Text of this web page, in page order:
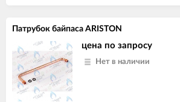
ARISTON GENUS X 30 CF
ARISTON GENUS X 30 FF
ARISTON GENUS X 35 FF
Патрубок байпаса ARISTON
цена по запросу
Нет в наличии